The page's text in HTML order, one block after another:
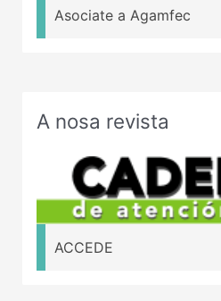
Asociate a Agamfec
A nosa revista
ACCEDE